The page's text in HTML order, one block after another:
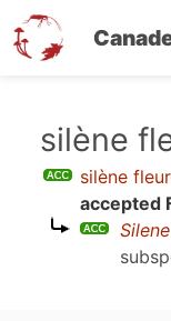
silène
silène
accepted